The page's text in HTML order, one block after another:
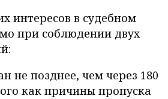
интересов в судебном
при соблюдении двух
не позднее, чем через 180
как причины пропуска